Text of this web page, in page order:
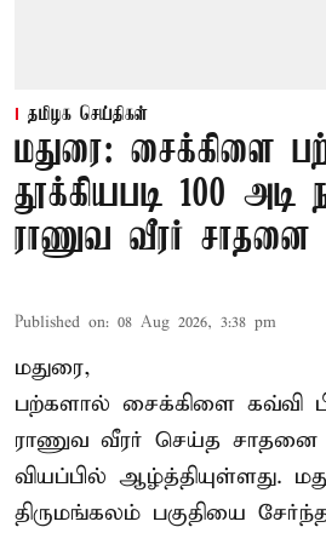
தமிழக செய்திகள்
மதுரை: சைக்கிளை
தூக்கியபடி 100 அடி
ராணுவ வீரர் சாதனை
Published on: 08 Aug 2026, 3:38 pm
மதுரை,
பற்களால் சைக்கிளை கவ்வி
ராணுவ வீரர் செய்த சாதனை
வியப்பில் ஆழ்த்தியுள்ளது.
திருமங்கலம் பகுதியை